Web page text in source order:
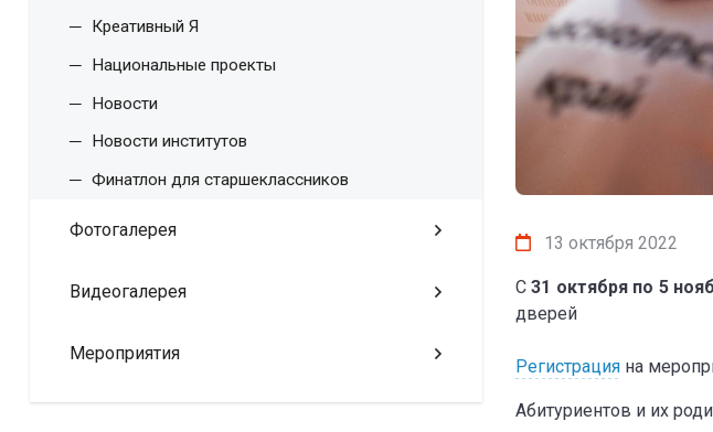
Креативный Я
Национальные проекты
Новости
Новости институтов
Финатлон для старшеклассников
Фотогалерея
Видеогалерея
Мероприятия
13 октября 2022
С31 октября по 5
дверей
Регистрацияна
Абитуриентов и их